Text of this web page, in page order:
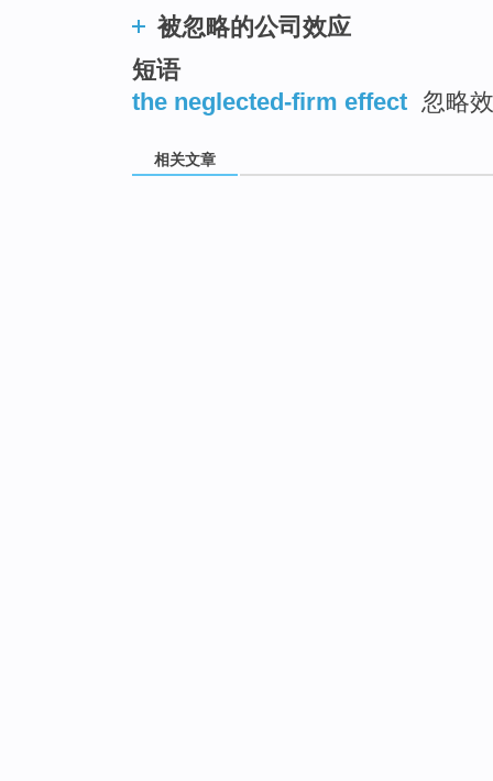
被忽略的公司效应
短语
the neglected-firm effect 忽略
相关文章